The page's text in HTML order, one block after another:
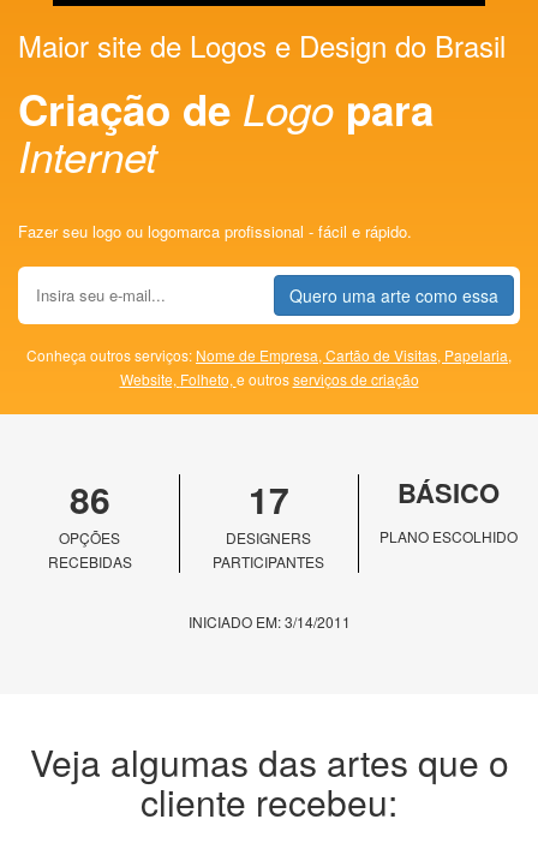
Maior site de Logos e Design do Brasil
Criação de Logo para
Internet
Fazer seu logo ou logomarca profissional - fácil e rápido.
Quero uma arte como essa
Conheça outros serviços: Nome de Empresa, Cartão de Visitas, Papelaria,
Website, Folheto, e outrosserviços de criação
86
OPÇÕES
RECEBIDAS
17
DESIGNERS
PARTICIPANTES
BÁSICO
PLANO ESCOLHIDO
INICIADO EM: 3/14/2011
Veja algumas das artes que o
cliente recebeu: